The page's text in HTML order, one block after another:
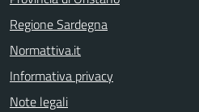
Regione Sardegna
Normattiva.it
Informativa privacy
Note legali